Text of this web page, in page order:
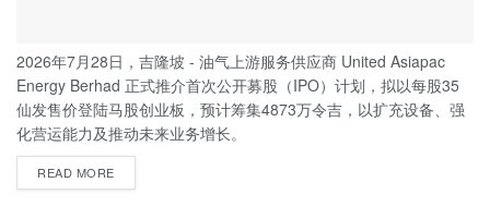
2026年7月28日，吉隆坡 - 油气上游服务供应商 United Asiapac
Energy Berhad 正式推介首次公开募股（IPO）计划，拟以每股35
仙发售价登陆马股创业板，预计筹集4873万令吉，以扩充设备、强
化营运能力及推动未来业务增长。
READ MORE